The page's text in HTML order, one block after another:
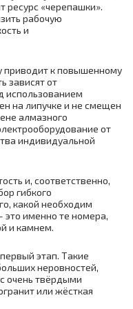
ресурс «черепашки».
рабочую
и
приводит к повышенному
зависят от
использованием
на липучке и не смещен
алмазного
от
индивидуальной
и, соответственно,
гибкого
какой необходим
это именно те номера,
и камнем.
этап. Такие
неровностей,
очень твёрдыми
или жёсткая